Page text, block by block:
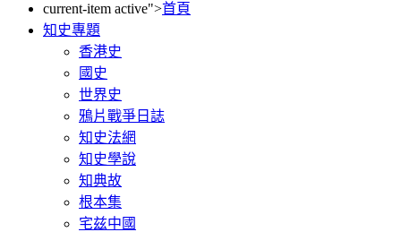
current-item active">首頁
知史專題
香港史
國史
世界史
鴉片戰爭日誌
知史法網
知史學說
知典故
根本集
宅兹中國